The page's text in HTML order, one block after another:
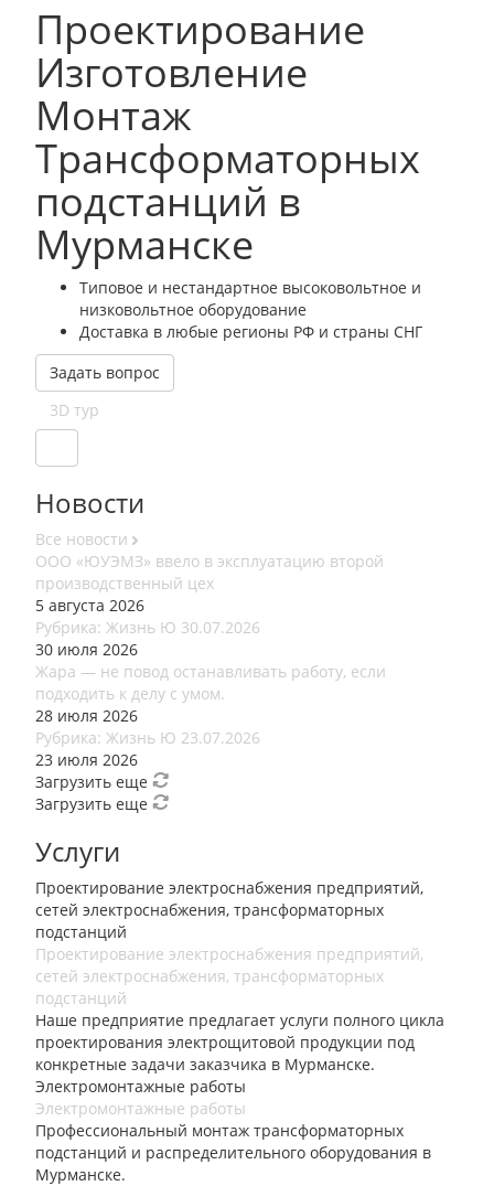
Проектирование
Изготовление
Монтаж
Трансформаторных
подстанций в
Мурманске
Типовое и нестандартное высоковольтное и
низковольтное оборудование
Доставка в любые регионы РФ и страны СНГ
Задать вопрос
3D тур
Новости
Все новости
ООО «ЮУЭМЗ» ввело в эксплуатацию второй
производственный цех
5 августа 2026
Рубрика: Жизнь Ю 30.07.2026
30 июля 2026
Жара — не повод останавливать работу, если
подходить к делу с умом.
28 июля 2026
Рубрика: Жизнь Ю 23.07.2026
23 июля 2026
Загрузить еще
Загрузить еще
Услуги
Проектирование электроснабжения предприятий,
сетей электроснабжения, трансформаторных
подстанций
Проектирование электроснабжения предприятий,
сетей электроснабжения, трансформаторных
подстанций
Наше предприятие предлагает услуги полного цикла
проектирования электрощитовой продукции под
конкретные задачи заказчика в Мурманске.
Электромонтажные работы
Электромонтажные работы
Профессиональный монтаж трансформаторных
подстанций и распределительного оборудования в
Мурманске.